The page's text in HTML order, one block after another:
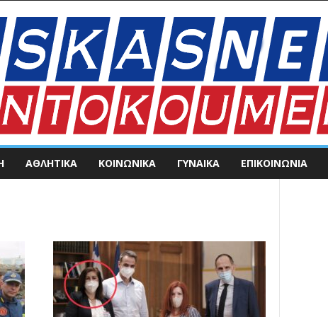
ΑΘΛΗΤΙΚΑ ΚΟΙΝΩΝΙΚΑ ΓΥΝΑΙΚΑ ΕΠΙΚΟΙΝΩΝΊΑ